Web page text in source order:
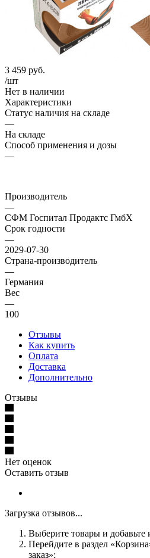
3 459 руб.
/шт
Нет в наличии
Характеристики
Статус наличия на складе
—
На складе
Способ применения и дозы
—
Производитель
—
СФМ Госпитал Продактс ГмбХ
Срок годности
—
2029-07-30
Страна-производитель
—
Германия
Вес
—
100
Отзывы
Как купить
Оплата
Доставка
Дополнительно
Отзывы
Нет оценок
Оставить отзыв
Загрузка отзывов...
Выберите товары и добавьте
Перейдите в раздел
заказ»;